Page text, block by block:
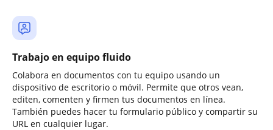
Trabajo en equipo fluido
Colabora en documentos con tu equipo usando un
dispositivo de escritorio o móvil. Permite que otros vean,
editen, comenten y firmen tus documentos en línea.
También puedes hacer tu formulario público y compartir su
URL en cualquier lugar.